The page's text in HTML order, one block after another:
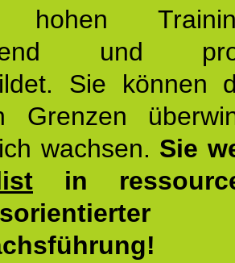
hohen
und
Sie können
Grenzen
wachsen. Sie
in